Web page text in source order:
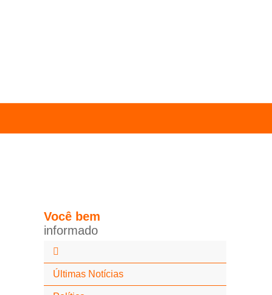
Você bem
informado
Últimas Notícias